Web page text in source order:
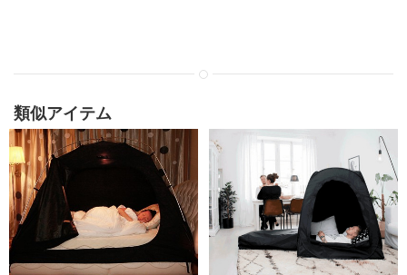
類似アイテム